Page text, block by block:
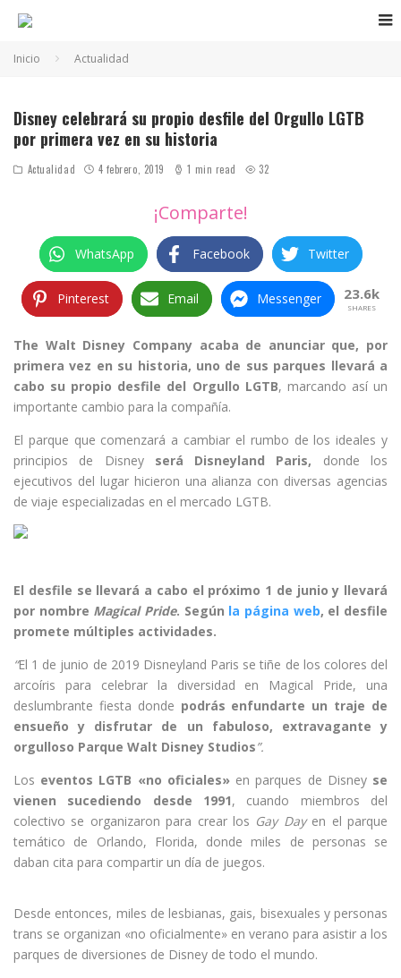
Inicio Actualidad
Disney celebrará su propio desfile del Orgullo LGTB
por primera vez en su historia
Actualidad 4 febrero, 2019 1 min read 32
¡Comparte!
WhatsApp Facebook Twitter
Pinterest Email Messenger 23.6k
SHARES
The Walt Disney Company acaba de anunciar que, por
primera vez en su historia, uno de sus parques llevará a
cabo su propio desfile del Orgullo LGTB, marcando así un
importante cambio para la compañía.
El parque que comenzará a cambiar el rumbo de los ideales y
principios de Disneyserá Disneyland Paris, donde los
ejecutivos del lugar hicieron una alianza con diversas agencias
de viaje especializadas en el mercado LGTB.
El desfile se llevará a cabo el próximo 1 de junio y llevará
por nombre Magical Pride. Según la página web, el desfile
promete múltiples actividades.
“El 1 de junio de 2019 Disneyland Paris se tiñe de los colores del
arcoíris para celebrar la diversidad en Magical Pride, una
deslumbrante fiesta donde podrás enfundarte un traje de
ensueño y disfrutar de un fabuloso, extravagante y
orgulloso Parque Walt Disney Studios”.
Los eventos LGTB «no oficiales»en parques de Disney se
vienen sucediendo desde 1991, cuando miembros del
colectivo se organizaron para crear los Gay Dayen el parque
temático de Orlando, Florida, donde miles de personas se
daban cita para compartir un día de juegos.
Desde entonces, miles de lesbianas, gais, bisexuales y personas
trans se organizan «no oficialmente» en verano para asistir a los
parques de diversiones de Disney de todo el mundo.